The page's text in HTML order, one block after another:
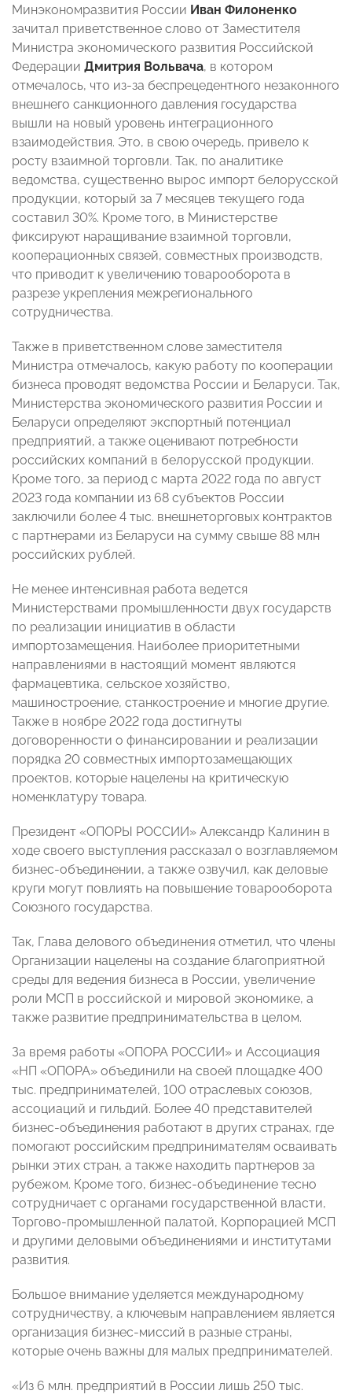
Минэкономразвития России Иван Филоненко
зачитал приветственное слово от Заместителя
Министра экономического развития Российской
Федерации Дмитрия Вольвача, в котором
отмечалось, что из-за беспрецедентного незаконного
внешнего санкционного давления государства
вышли на новый уровень интеграционного
взаимодействия. Это, в свою очередь, привело к
росту взаимной торговли. Так, по аналитике
ведомства, существенно вырос импорт белорусской
продукции, который за 7 месяцев текущего года
составил 30%. Кроме того, в Министерстве
фиксируют наращивание взаимной торговли,
кооперационных связей, совместных производств,
что приводит к увеличению товарооборота в
разрезе укрепления межрегионального
сотрудничества.
Также в приветственном слове заместителя
Министра отмечалось, какую работу по кооперации
бизнеса проводят ведомства России и Беларуси. Так,
Министерства экономического развития России и
Беларуси определяют экспортный потенциал
предприятий, а также оценивают потребности
российских компаний в белорусской продукции.
Кроме того, за период с марта 2022 года по август
2023 года компании из 68 субъектов России
заключили более 4 тыс. внешнеторговых контрактов
с партнерами из Беларуси на сумму свыше 88 млн
российских рублей.
Не менее интенсивная работа ведется
Министерствами промышленности двух государств
по реализации инициатив в области
импортозамещения. Наиболее приоритетными
направлениями в настоящий момент являются
фармацевтика, сельское хозяйство,
машиностроение, станкостроение и многие другие.
Также в ноябре 2022 года достигнуты
договоренности о финансировании и реализации
порядка 20 совместных импортозамещающих
проектов, которые нацелены на критическую
номенклатуру товара.
Президент «ОПОРЫ РОССИИ» Александр Калинин в
ходе своего выступления рассказал о возглавляемом
бизнес-объединении, а также озвучил, как деловые
круги могут повлиять на повышение товарооборота
Союзного государства.
Так, Глава делового объединения отметил, что члены
Организации нацелены на создание благоприятной
среды для ведения бизнеса в России, увеличение
роли МСП в российской и мировой экономике, а
также развитие предпринимательства в целом.
За время работы «ОПОРА РОССИИ» и Ассоциация
«НП «ОПОРА» объединили на своей площадке 400
тыс. предпринимателей, 100 отраслевых союзов,
ассоциаций и гильдий. Более 40 представителей
бизнес-объединения работают в других странах, где
помогают российским предпринимателям осваивать
рынки этих стран, а также находить партнеров за
рубежом. Кроме того, бизнес-объединение тесно
сотрудничает с органами государственной власти,
Торгово-промышленной палатой, Корпорацией МСП
и другими деловыми объединениями и институтами
развития.
Большое внимание уделяется международному
сотрудничеству, а ключевым направлением является
организация бизнес-миссий в разные страны,
которые очень важны для малых предпринимателей.
«Из 6 млн. предприятий в России лишь 250 тыс.